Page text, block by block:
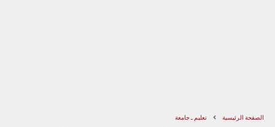
الصفحة الرئيسية تعليم ـ جامعة